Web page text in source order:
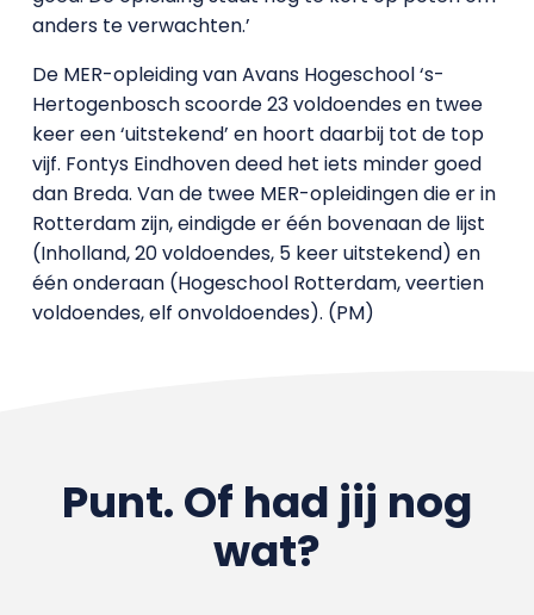
anders te verwachten.’
De MER-opleiding van Avans Hogeschool ‘s-
Hertogenbosch scoorde 23 voldoendes en twee
keer een ‘uitstekend’ en hoort daarbij tot de top
vijf. Fontys Eindhoven deed het iets minder goed
dan Breda. Van de twee MER-opleidingen die er in
Rotterdam zijn, eindigde er één bovenaan de lijst
(Inholland, 20 voldoendes, 5 keer uitstekend) en
één onderaan (Hogeschool Rotterdam, veertien
voldoendes, elf onvoldoendes). (PM)
Punt. Of had jij nog
wat?